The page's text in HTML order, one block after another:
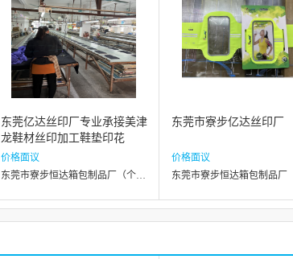
东莞亿达丝印厂专业承接美津
龙鞋材丝印加工鞋垫印花
价格面议
东莞市寮步恒达箱包制品厂（个体工商户）
东莞市寮步亿达丝印厂
价格面议